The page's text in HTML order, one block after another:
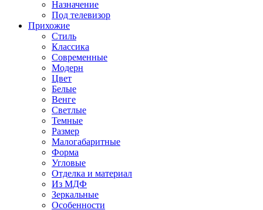
Назначение
Под телевизор
Прихожие
Стиль
Классика
Современные
Модерн
Цвет
Белые
Венге
Светлые
Темные
Размер
Малогабаритные
Форма
Угловые
Отделка и материал
Из МДФ
Зеркальные
Особенности